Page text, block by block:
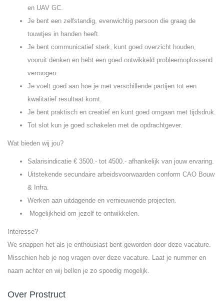
en UAV GC.
Je bent een zelfstandig, evenwichtig persoon die graag de
touwtjes in handen heeft.
Je bent communicatief sterk, kunt goed overzicht houden,
vooruit denken en hebt een goed ontwikkeld probleemoplossend
vermogen.
Je voelt goed aan hoe je met verschillende partijen tot een
kwalitatief resultaat komt.
Je bent praktisch en creatief en kunt goed omgaan met tijdsdruk.
Tot slot kun je goed schakelen met de opdrachtgever.
Wat bieden wij jou?
Salarisindicatie € 3500.- tot 4500.- afhankelijk van jouw ervaring.
Uitstekende secundaire arbeidsvoorwaarden conform CAO Bouw
& Infra.
Werken aan uitdagende en vernieuwende projecten.
Mogelijkheid om jezelf te ontwikkelen.
Interesse?
We snappen het als je enthousiast bent geworden door deze vacature.
Misschien heb je nog vragen over deze vacature. Laat je nummer en
naam achter en wij bellen je zo spoedig mogelijk.
Over Prostruct